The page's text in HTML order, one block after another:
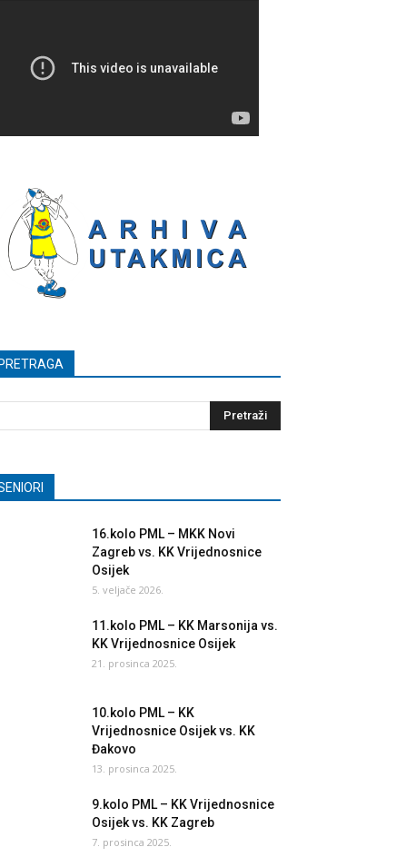
PRETRAGA
16.kolo PML – MKK Novi
Zagreb vs. KK Vrijednosnice
Osijek
5. veljače 2026.
11.kolo PML – KK Marsonija vs.
KK Vrijednosnice Osijek
21. prosinca 2025.
10.kolo PML – KK
Vrijednosnice Osijek vs. KK
Đakovo
13. prosinca 2025.
9.kolo PML – KK Vrijednosnice
Osijek vs. KK Zagreb
7. prosinca 2025.